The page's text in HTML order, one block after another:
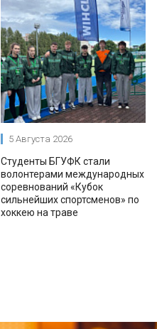
5 Августа 2026
Студенты БГУФК стали
волонтерами международных
соревнований «Кубок
сильнейших спортсменов» по
хоккею на траве